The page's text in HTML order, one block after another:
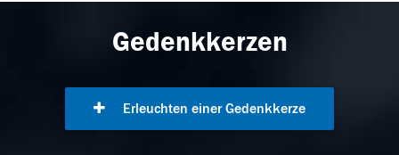
Gedenkkerzen
Erleuchten einer Gedenkkerze